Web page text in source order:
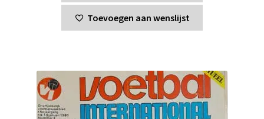
Toevoegen aan wenslijst